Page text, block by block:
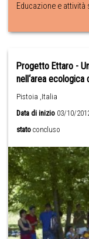
Educazione e attività
Progetto Ettaro -
nell‘area
Pistoia ,Italia
Data di inizio 03/10/
stato concluso